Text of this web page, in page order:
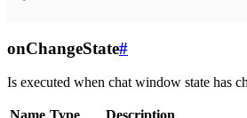
onChangeState#
Is executed when chat window state has